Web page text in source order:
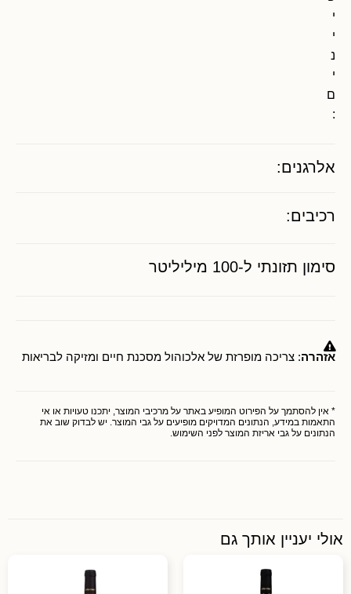
י
י
נ
י
ם
:
אלרגנים:
רכיבים:
סימון תזונתי ל-100 מיליליטר
אזהרה: צריכה מופרזת של אלכוהול מסכנת חיים ומזיקה לבריאות
* אין להסתמך על הפירוט המופיע באתר על מרכיבי המוצר, יתכנו טעויות או אי
התאמות במידע, הנתונים המדויקים מופיעים על גבי המוצר. יש לבדוק שוב את
הנתונים על גבי אריזת המוצר לפני השימוש.
אולי יעניין אותך גם